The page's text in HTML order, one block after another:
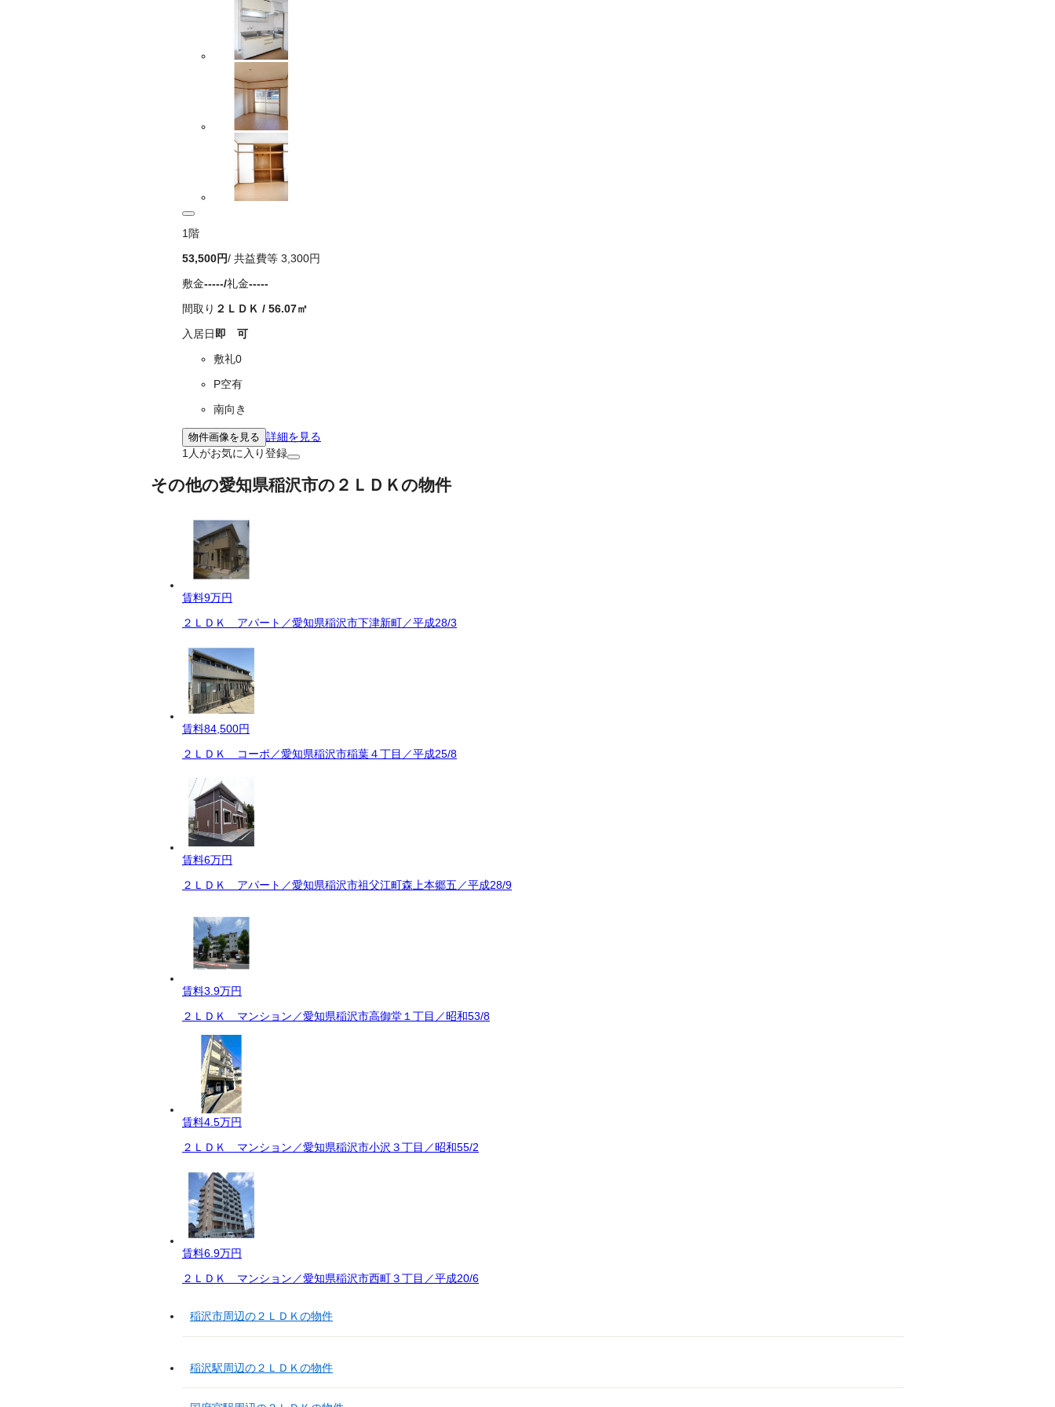
1 階
53,500円/ 共益費等 3,300円
敷金-----/礼金-----
間取り ２ＬＤＫ / 56.07㎡
入居日 即 可
敷礼0
P空有
南向き
物件画像を見る 詳細を見る
1 人がお気に入り登録
その他の愛知県稲沢市の２ＬＤＫの物件
賃料9万円
２ＬＤＫ アパート／愛知県稲沢市下津新町／平成28/3
賃料84,500円
２ＬＤＫ コーポ／愛知県稲沢市稲葉４丁目／平成25/8
賃料6万円
２ＬＤＫ アパート／愛知県稲沢市祖父江町森上本郷五／平成28/9
賃料3.9万円
２ＬＤＫ マンション／愛知県稲沢市高御堂１丁目／昭和53/8
賃料4.5万円
２ＬＤＫ マンション／愛知県稲沢市小沢３丁目／昭和55/2
賃料6.9万円
２ＬＤＫ マンション／愛知県稲沢市西町３丁目／平成20/6
稲沢市周辺の２ＬＤＫの物件
稲沢駅周辺の２ＬＤＫの物件